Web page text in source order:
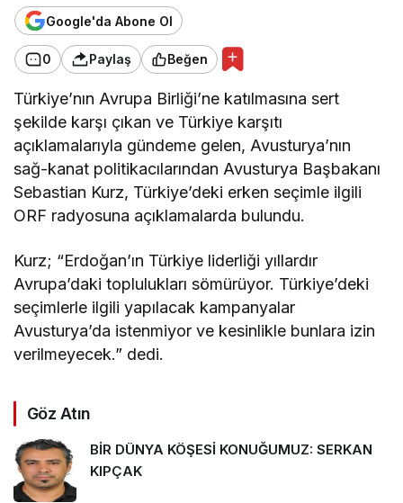
Google'da Abone Ol
0 Paylaş Beğen
Türkiye’nın Avrupa Birliği’ne katılmasına sert
şekilde karşı çıkan ve Türkiye karşıtı
açıklamalarıyla gündeme gelen, Avusturya’nın
sağ-kanat politikacılarından Avusturya Başbakanı
Sebastian Kurz, Türkiye’deki erken seçimle ilgili
ORF radyosuna açıklamalarda bulundu.
Kurz; “Erdoğan’ın Türkiye liderliği yıllardır
Avrupa’daki toplulukları sömürüyor. Türkiye’deki
seçimlerle ilgili yapılacak kampanyalar
Avusturya’da istenmiyor ve kesinlikle bunlara izin
verilmeyecek.” dedi.
Göz Atın
BİR DÜNYA KÖŞESİ KONUĞUMUZ: SERKAN
KIPÇAK